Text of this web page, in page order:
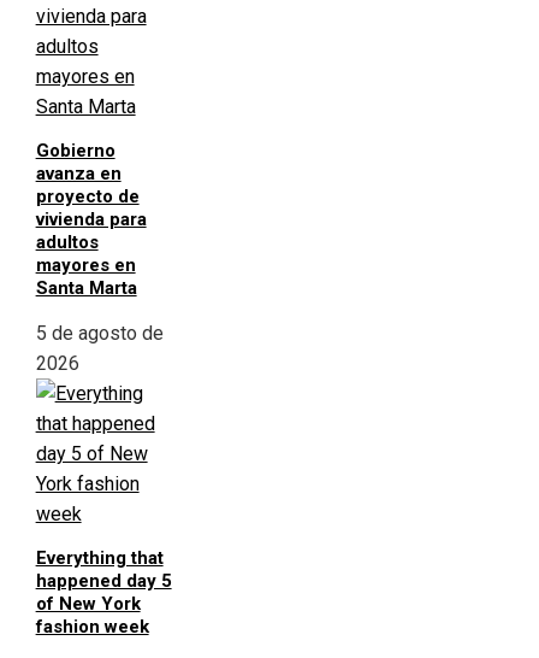
Gobierno
avanza en
proyecto de
vivienda para
adultos
mayores en
Santa Marta
5 de agosto de
2026
Everything that
happened day 5
of New York
fashion week